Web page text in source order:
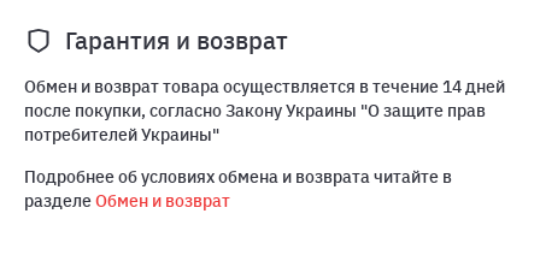
Гарантия и возврат
Обмен и возврат товара осуществляется в течение 14 дней
после покупки, согласно Закону Украины "О защите прав
потребителей Украины"
Подробнее об условиях обмена и возврата читайте в
разделеОбмен и возврат